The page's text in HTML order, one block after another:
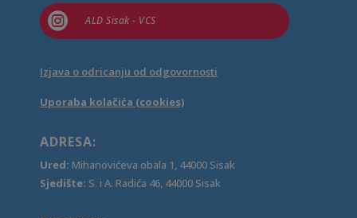
 ALD Sisak - VCS
Izjava o odricanju od odgovornosti
Uporaba kolačića (cookies)
ADRESA:
Ured: Mihanovićeva obala 1, 44000 Sisak
Sjedište: S. i A. Radića 46, 44000 Sisak